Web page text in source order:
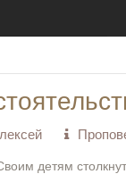
детям